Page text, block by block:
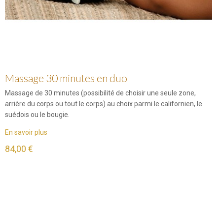
Massage 30 minutes en duo
Massage de 30 minutes (possibilité de choisir une seule zone,
arrière du corps ou tout le corps) au choix parmi le californien, le
suédois ou le bougie.
En savoir plus
84,00 €